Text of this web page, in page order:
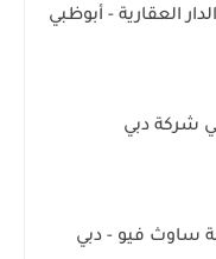
العقارية - أبوظبي
شركة دبي
ساوث فيو - دبي